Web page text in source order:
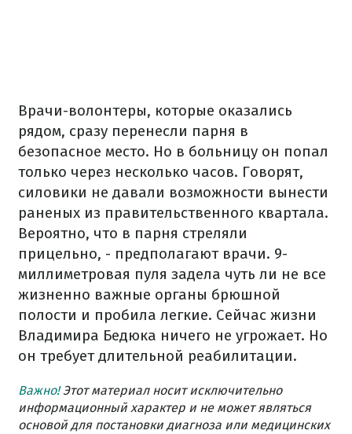
Врачи-волонтеры, которые оказались
рядом, сразу перенесли парня в
безопасное место. Но в больницу он попал
только через несколько часов. Говорят,
силовики не давали возможности вынести
раненых из правительственного квартала.
Вероятно, что в парня стреляли
прицельно, - предполагают врачи. 9-
миллиметровая пуля задела чуть ли не все
жизненно важные органы брюшной
полости и пробила легкие. Сейчас жизни
Владимира Бедюка ничего не угрожает. Но
он требует длительной реабилитации.
Важно!Этот материал носит исключительно
информационный характер и не может являться
основой для постановки диагноза или медицинских